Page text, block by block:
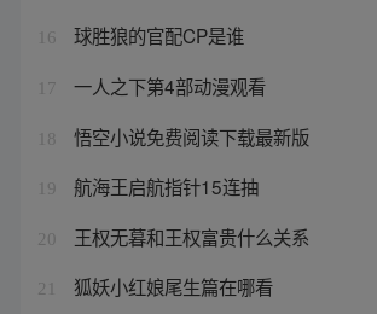
16 球胜狼的官配CP是谁
17 一人之下第4部动漫观看
18 悟空小说免费阅读下载最新版
19 航海王启航指针15连抽
20 王权无暮和王权富贵什么关系
21 狐妖小红娘尾生篇在哪看